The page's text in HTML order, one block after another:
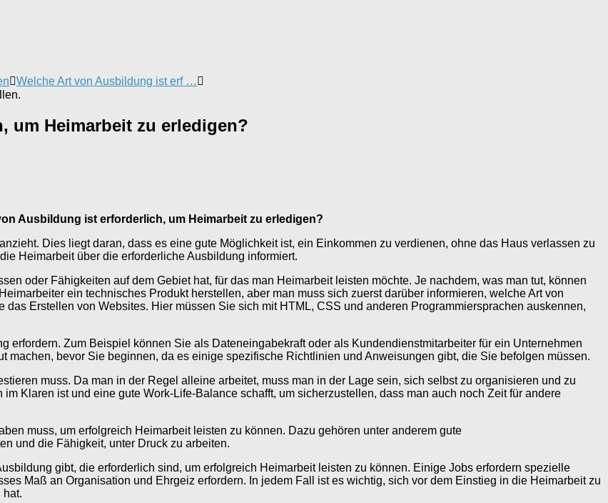
Welche Art von Ausbildung ist erf …
um Heimarbeit zu erledigen?
Ausbildung ist erforderlich, um Heimarbeit zu erledigen?
Dies liegt daran, dass es eine gute Möglichkeit ist, ein Einkommen zu verdienen, ohne das Haus verlassen zu
Heimarbeit über die erforderliche Ausbildung informiert.
oder Fähigkeiten auf dem Gebiet hat, für das man Heimarbeit leisten möchte. Je nachdem, was man tut, können
ein technisches Produkt herstellen, aber man muss sich zuerst darüber informieren, welche Art von
Erstellen von Websites. Hier müssen Sie sich mit HTML, CSS und anderen Programmiersprachen auskennen,
erfordern. Zum Beispiel können Sie als Dateneingabekraft oder als Kundendienstmitarbeiter für ein Unternehmen
machen, bevor Sie beginnen, da es einige spezifische Richtlinien und Anweisungen gibt, die Sie befolgen müssen.
muss. Da man in der Regel alleine arbeitet, muss man in der Lage sein, sich selbst zu organisieren und zu
Klaren ist und eine gute Work-Life-Balance schafft, um sicherzustellen, dass man auch noch Zeit für andere
muss, um erfolgreich Heimarbeit leisten zu können. Dazu gehören unter anderem gute
und die Fähigkeit, unter Druck zu arbeiten.
gibt, die erforderlich sind, um erfolgreich Heimarbeit leisten zu können. Einige Jobs erfordern spezielle
Maß an Organisation und Ehrgeiz erfordern. In jedem Fall ist es wichtig, sich vor dem Einstieg in die Heimarbeit zu
hat.